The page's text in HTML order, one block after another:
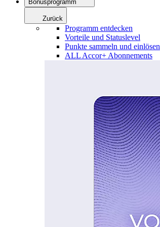
Bonusprogramm
Zurück
Programm entdecken
Vorteile und Statuslevel
Punkte sammeln und einlösen
ALL Accor+ Abonnements